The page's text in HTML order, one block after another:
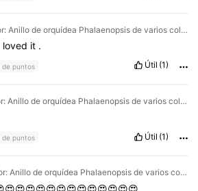
Color: Anillo de orquídea Phalaenopsis de varios colores con cuerda de gancho / Talla: grande
loved it .
de puntos Útil (1)
Color: Anillo de orquídea Phalaenopsis de varios colores con cuerda de gancho / Talla: grande
de puntos Útil (1)
Color: Anillo de orquídea Phalaenopsis de varios colores con cuerda de gancho / Talla: grande